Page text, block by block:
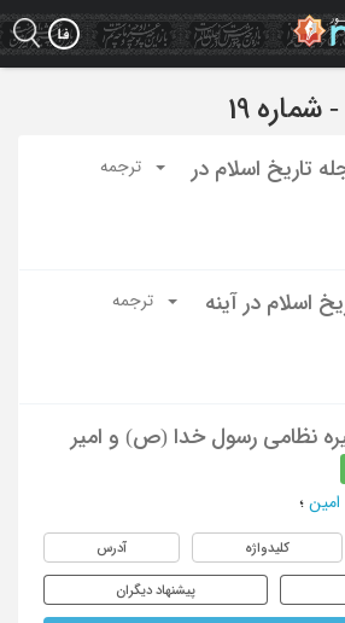
تاریخ اسلام در
ترجمه
اسلام در آینه
ترجمه
نظامی رسول خدا (ص) و امیر
؛
کلیدواژه آدرس
پیشنهاد دیگران